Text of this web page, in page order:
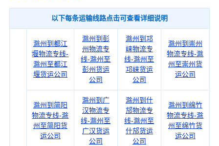
以下每条运输线路点击可查看详细说明
滁州到都江
堰物流专线-
滁州至都江
堰货运公司
滁州到彭
州物流专
线-滁州至
彭州货运
公司
滁州到邛
崃物流专
线-滁州至
邛崃货运
公司
滁州到崇州
物流专线-滁
州至崇州货
运公司
滁州到简阳
物流专线-滁
州至简阳货
运公司
滁州到广
汉物流专
线-滁州至
广汉货运
公司
滁州到什
邡物流专
线-滁州至
什邡货运
公司
滁州到绵竹
物流专线-滁
州至绵竹货
运公司